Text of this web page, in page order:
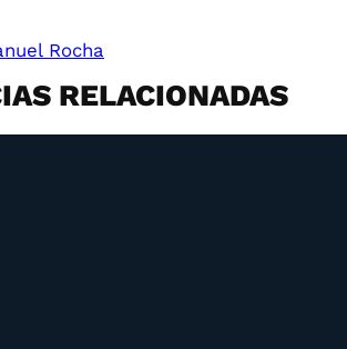
Rocha
RELACIONADAS